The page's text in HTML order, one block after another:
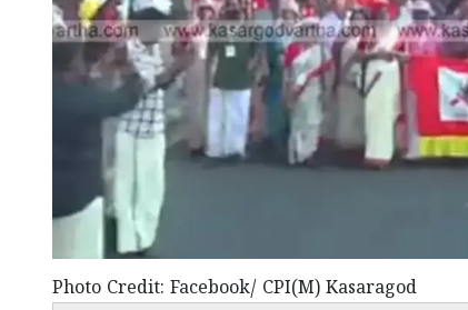
Photo Credit: Facebook/ CPI(M) Kasaragod